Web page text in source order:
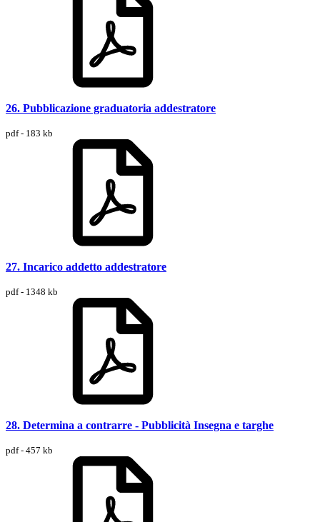
26. Pubblicazione graduatoria addestratore
pdf - 183 kb
27. Incarico addetto addestratore
pdf - 1348 kb
28. Determina a contrarre - Pubblicità Insegna e targhe
pdf - 457 kb